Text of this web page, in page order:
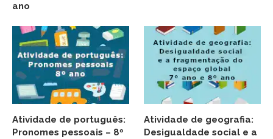
ano
Atividade de português:
Pronomes pessoais – 8º
Atividade de geografia:
Desigualdade social e a